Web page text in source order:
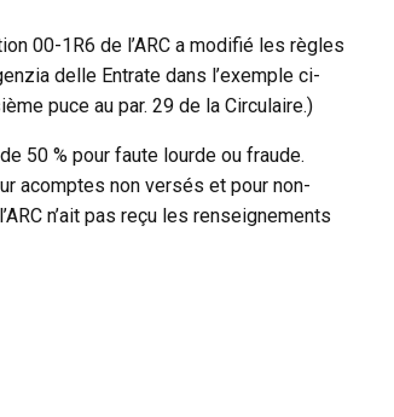
00-1R6 de l’ARC a modifié les règles
delle Entrate dans l’exemple ci-
puce au par. 29 de la Circulaire.)
50 % pour faute lourde ou fraude.
acomptes non versés et pour non-
n’ait pas reçu les renseignements